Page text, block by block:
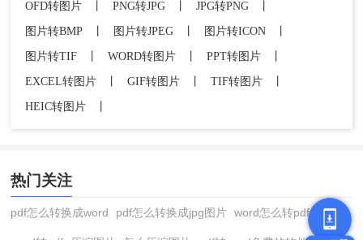
OFD转图片
PNG转JPG JPG转PNG
图片转BMP
图片转JPEG 图片转ICON
图片转TIF
WORD转图片 PPT转图片
EXCEL转图片
GIF转图片 TIF转图片
HEIC转图片
热门关注
pdf怎么转换成word pdf怎么转换成jpg图片 word怎么转pdf